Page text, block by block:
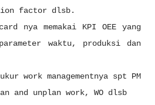
factor dlsb.
nya memakai KPI OEE yang
parameter waktu, produksi dan
work managementnya spt PM
and unplan work, WO dlsb